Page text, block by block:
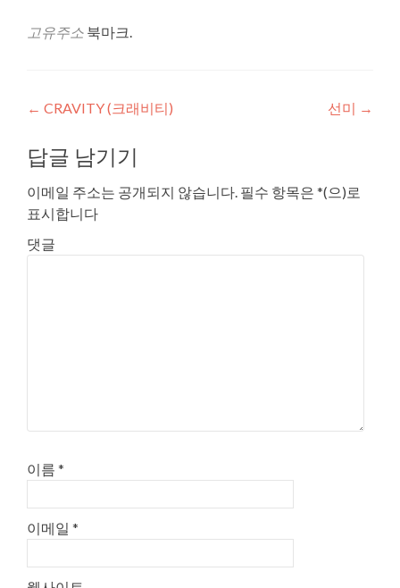
고유주소 북마크.
글
내
비
게
이
← CRAVITY (크래비티) 선미 →
답글 남기기
이메일 주소는 공개되지 않습니다. 필수 항목은 *(으)로
표시합니다
댓글
이름 *
이메일 *